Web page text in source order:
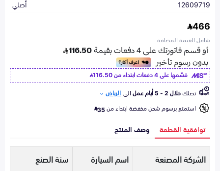
12609719 أصلي
466
شامل القيمة المضافة
قسّمها على 4 دفعات ابتداء من
116.50
تصلكخلال 2 - 5 أيام عمل الى الرياض
استمتع برسوم شحن مخفضة ابتداء من35
توافقية القطعة وصف المنتج
الشركة المصنعة اسم السيارة
سنة الصنع